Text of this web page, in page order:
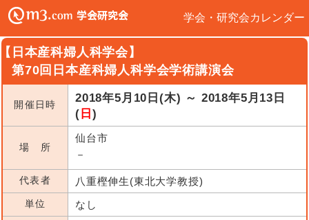
学会・研究会カレンダー
日本産科婦人科学会】
第70回日本産科婦人科学会学術講演会
開催日時
2018年5月10日(木) ～ 2018年5月13日
( 日 )
場 所
仙台市
－
代表者 八重樫伸生(東北大学教授)
単位 なし